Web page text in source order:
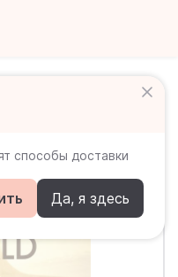
способы доставки
Да, я здесь